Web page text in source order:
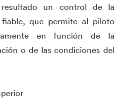
un control de la
que permite al piloto
en función de la
o de las condiciones del